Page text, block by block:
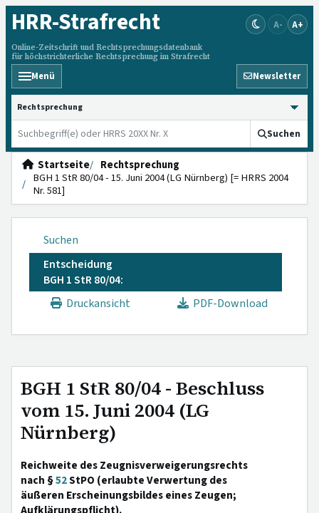
HRR-Strafrecht
Online-Zeitschrift und Rechtsprechungsdatenbank
für höchstrichterliche Rechtsprechung im Strafrecht
A- A+
Menü Newsletter
HRRS durchsuchen
Suchen
Startseite
Rechtsprechung
BGH 1 StR 80/04 - 15. Juni 2004 (LG Nürnberg) [= HRRS 2004
Nr. 581]
Suchen
Entscheidung
BGH 1 StR 80/04:
Druckansicht
PDF-Download
BGH 1 StR 80/04 - Beschluss
vom 15. Juni 2004 (LG
Nürnberg)
Reichweite des Zeugnisverweigerungsrechts
nach §52StPO (erlaubte Verwertung des
äußeren Erscheinungsbildes eines Zeugen;